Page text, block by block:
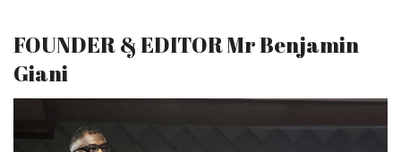
FOUNDER & EDITOR Mr Benjamin
Giani